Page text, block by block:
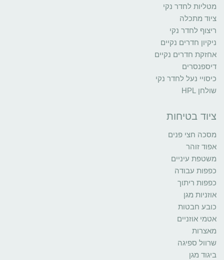
מטליות לחדר נקי
ציוד מתכלה
ריצוף לחדר נקי
ניקיון חדרים נקיים
אחזקת חדרים נקיים
דיספנסרים
כיסויי נעל לחדר נקי
שולחן HPL
ציוד בטיחות
מסכה חצי פנים
אפוד זוהר
משטפת עיניים
כפפות עבודה
כפפות ריתוך
אוזניות מגן
כובע חבטות
אטמי אוזניים
מאצרות
שרוול ספיגה
ביגוד מגן